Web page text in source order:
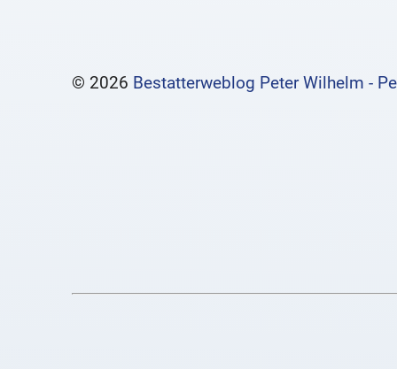
© 2026 Bestatterweblog Peter Wilhelm -